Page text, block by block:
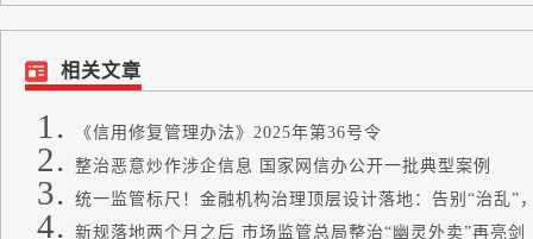
相关文章
《信用修复管理办法》2025年第36号令
整治恶意炒作涉企信息 国家网信办公开一批典型案例
统一监管标尺！金融机构治理顶层设计落地：告别“治乱”
新规落地两个月之后 市场监管总局整治“幽灵外卖”再亮剑